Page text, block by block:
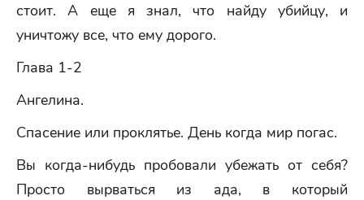
стоит. А еще я знал, что найду убийцу, и
уничтожу все, что ему дорого.
Глава 1-2
Ангелина.
Спасение или проклятье. День когда мир погас.
Вы когда-нибудь пробовали убежать от себя?
Просто вырваться из ада, в который